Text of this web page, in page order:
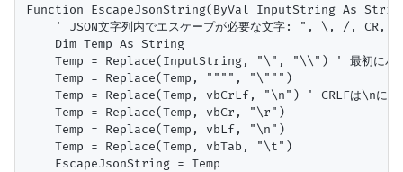
Function EscapeJsonString(ByVal InputString As
' JSON文字列内でエスケープが必要な文字: ", \, /, CR,
    Dim Temp As String
Temp = Replace(InputString, "\", "\\") ' 最初にバッ
    Temp = Replace(Temp, """", "\""")
Temp = Replace(Temp, vbCrLf, "\n") ' CRLFは\nに変
    Temp = Replace(Temp, vbCr, "\r")
    Temp = Replace(Temp, vbLf, "\n")
    Temp = Replace(Temp, vbTab, "\t")
    EscapeJsonString = Temp